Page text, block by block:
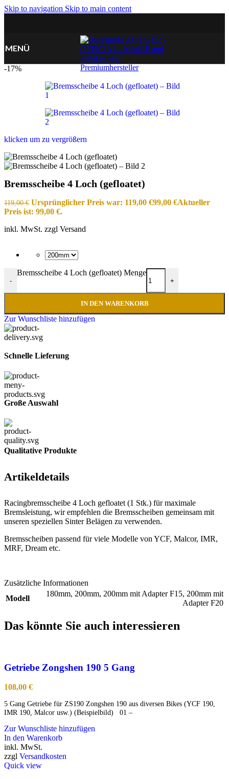
Skip to navigation Skip to main content
MENÜ
-17%
klicken um zu vergrößern
Bremsscheibe 4 Loch (gefloatet)
119,00€ Ursprünglicher Preis war: 119,00 €99,00 €Aktueller
Preis ist: 99,00 €.
inkl. MwSt. zzgl Versand
-
Bremsscheibe 4 Loch (gefloatet) Menge
+
IN DEN WARENKORB
Zur Wunschliste hinzufügen
Schnelle Lieferung
Große Auswahl
Qualitative Produkte
Artikeldetails
Racingbremsscheibe 4 Loch gefloatet (1 Stk.) für maximale
Bremsleistung, wir empfehlen die Bremsscheiben gemeinsam mit
unseren speziellen Sinter Belägen zu verwenden.
Bremsscheiben passend für viele Modelle von YCF, Malcor, IMR,
MRF, Dream etc.
Zusätzliche Informationen
Modell
180mm, 200mm, 200mm mit Adapter F15, 200mm mit
Adapter F20
Das könnte Sie auch interessieren
Getriebe Zongshen 190 5 Gang
108,00 €
5 Gang Getriebe für ZS190 Zongshen 190 aus diversen Bikes (YCF 190,
IMR 190, Malcor usw.) (Beispielbild) 01 –
Zur Wunschliste hinzufügen
In den Warenkorb
inkl. MwSt.
zzgl Versandkosten
Quick view